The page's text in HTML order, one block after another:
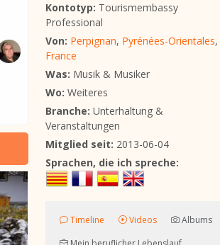
Kontotyp: Tourismembassy
Professional
Von: Perpignan, Pyrénées-Orientales,
France
Was: Musik & Musiker
Wo: Weiteres
Branche: Unterhaltung &
Veranstaltungen
Mitglied seit: 2013-06-04
Sprachen, die ich spreche:
Timeline Videos Albums